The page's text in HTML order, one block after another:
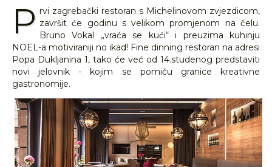
P rvi zagrebački restoran s Michelinovom zvjezdicom,
završit će godinu s velikom promjenom na čelu.
Bruno Vokal „vraća se kući“ i preuzima kuhinju
NOEL-a motiviraniji no ikad! Fine dinning restoran na adresi
Popa Dukljanina 1, tako će već od 14.studenog predstaviti
novi jelovnik - kojim se pomiču granice kreativne
gastronomije.